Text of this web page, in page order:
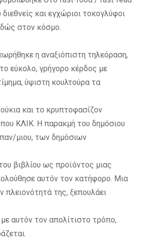
και εγχώριοι τοκογλύφοι
στον κόσμο.
η αναξιόπιστη τηλεόραση,
εύκολο, γρήγορο κέρδος με
ύψιστη κουλτούρα τα
και το κρυπτοφασίζον
ΚΛΙΚ. Η παρακμή του δημόσιου
μιου, των δημόσιων
βιβλίου ως προϊόντος μιας
αυτόν τον κατήφορο. Μια
πλειονότητά της, ξεπουλάει
αυτόν τον απολίτιστο τρόπο,